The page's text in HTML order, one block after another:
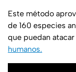
Este método
de 160 especies
que puedan atacar
humanos.